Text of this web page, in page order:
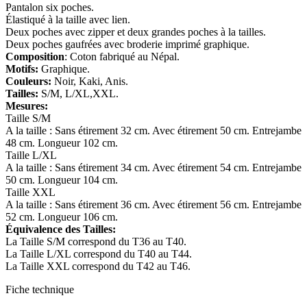
Pantalon six poches.
Élastiqué à la taille avec lien.
Deux poches avec zipper et deux grandes poches à la tailles.
Deux poches gaufrées avec broderie imprimé graphique.
Composition: Coton fabriqué au Népal.
Motifs: Graphique.
Couleurs: Noir, Kaki, Anis.
Tailles: S/M, L/XL,XXL.
Mesures:
Taille S/M
A la taille : Sans étirement 32 cm. Avec étirement 50 cm. Entrejambe
48 cm. Longueur 102 cm.
Taille L/XL
A la taille : Sans étirement 34 cm. Avec étirement 54 cm. Entrejambe
50 cm. Longueur 104 cm.
Taille XXL
A la taille : Sans étirement 36 cm. Avec étirement 56 cm. Entrejambe
52 cm. Longueur 106 cm.
Équivalence des Tailles:
La Taille S/M correspond du T36 au T40.
La Taille L/XL correspond du T40 au T44.
La Taille XXL correspond du T42 au T46.
Fiche technique